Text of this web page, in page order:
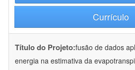
Currículo
Título do Projeto:fusão de dados
energia na estimativa da